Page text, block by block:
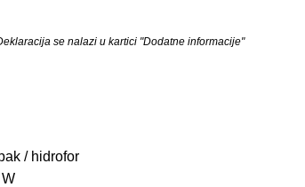
se nalazi u kartici "Dodatne informacije"
/ hidrofor